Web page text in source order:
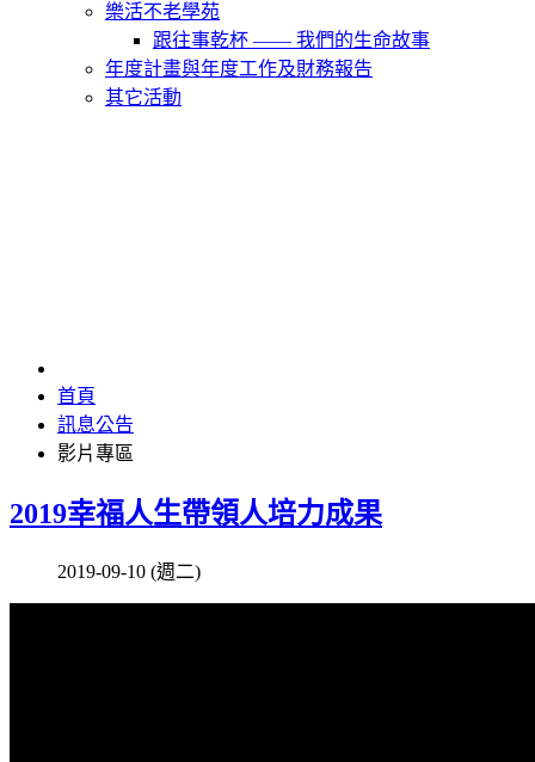
樂活不老學苑
跟往事乾杯 —— 我們的生命故事
年度計畫與年度工作及財務報告
其它活動
首頁
訊息公告
影片專區
2019幸福人生帶領人培力成果
2019-09-10 (週二)